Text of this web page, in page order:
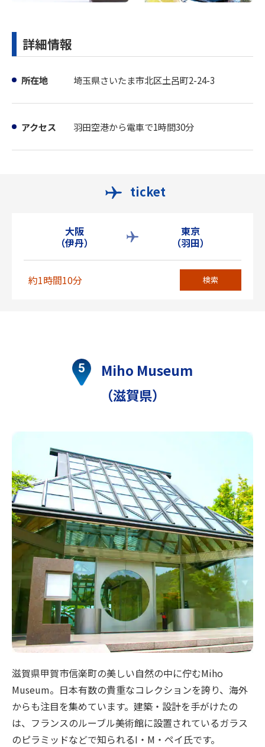
詳細情報
所在地 埼玉県さいたま市北区土呂町2-24-3
アクセス 羽田空港から電車で1時間30分
ticket
大阪
（伊丹）
東京
（羽田）
約1時間10分 検索
Miho Museum
（滋賀県）
滋賀県甲賀市信楽町の美しい自然の中に佇むMiho
Museum。日本有数の貴重なコレクションを誇り、海外
からも注目を集めています。建築・設計を手がけたの
は、フランスのルーブル美術館に設置されているガラス
のピラミッドなどで知られるI・M・ペイ氏です。